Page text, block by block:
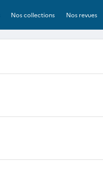
Nos collections Nos revues